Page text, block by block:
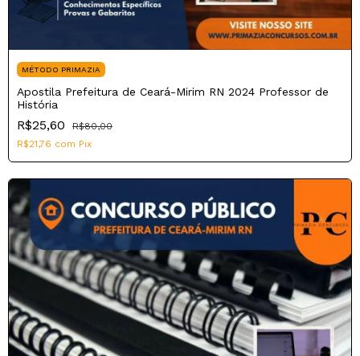
MÉTODO PRIMAZIA
Apostila Prefeitura de Ceará-Mirim RN 2024 Professor de
História
R$25,60
R$80,00
R$21,76 com Pix